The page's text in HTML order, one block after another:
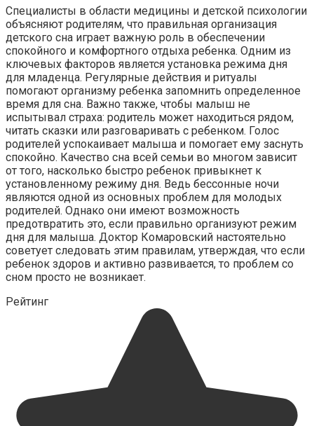
Специалисты в области медицины и детской психологии
объясняют родителям, что правильная организация
детского сна играет важную роль в обеспечении
спокойного и комфортного отдыха ребенка. Одним из
ключевых факторов является установка режима дня
для младенца. Регулярные действия и ритуалы
помогают организму ребенка запомнить определенное
время для сна. Важно также, чтобы малыш не
испытывал страха: родитель может находиться рядом,
читать сказки или разговаривать с ребенком. Голос
родителей успокаивает малыша и помогает ему заснуть
спокойно. Качество сна всей семьи во многом зависит
от того, насколько быстро ребенок привыкнет к
установленному режиму дня. Ведь бессонные ночи
являются одной из основных проблем для молодых
родителей. Однако они имеют возможность
предотвратить это, если правильно организуют режим
дня для малыша. Доктор Комаровский настоятельно
советует следовать этим правилам, утверждая, что если
ребенок здоров и активно развивается, то проблем со
сном просто не возникает.
Рейтинг